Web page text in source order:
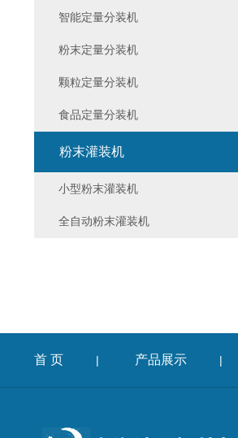
智能定量分装机
粉末定量分装机
颗粒定量分装机
食品定量分装机
粉末灌装机
小型粉末灌装机
全自动粉末灌装机
首 页 | 产品展示 |